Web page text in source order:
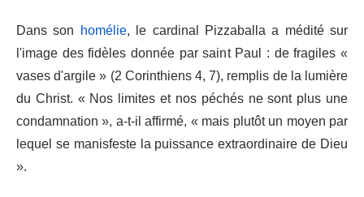
Dans son homélie, le cardinal Pizzaballa a médité sur
l'image des fidèles donnée par saint Paul : de fragiles «
vases d'argile » (2 Corinthiens 4, 7), remplis de la lumière
du Christ. « Nos limites et nos péchés ne sont plus une
condamnation », a-t-il affirmé, « mais plutôt un moyen par
lequel se manisfeste la puissance extraordinaire de Dieu
».